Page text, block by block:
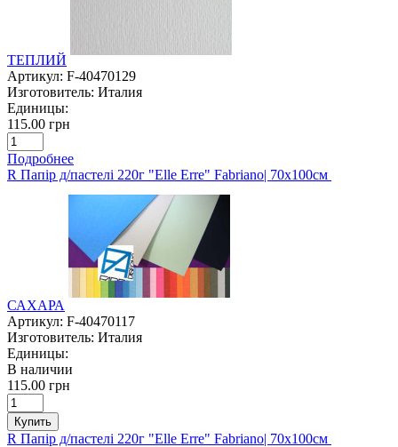
ТЕПЛИЙ
Артикул: F-40470129
Изготовитель: Италия
Единицы:
115.00 грн
Подробнее
R Папір д/пастелі 220г "Elle Erre" Fabriano| 70х100см
САХАРА
Артикул: F-40470117
Изготовитель: Италия
Единицы:
В наличии
115.00 грн
Купить
R Папір д/пастелі 220г "Elle Erre" Fabriano| 70х100см